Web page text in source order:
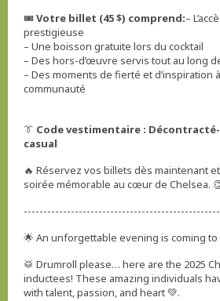
🎟️Votre billet (45 $) comprend:–
prestigieuse
– Une boisson gratuite lors du cocktail
– Des hors-d’œuvre servis tout au long
– Des moments de fierté et d’inspiration
communauté
👔 Code vestimentaire :
casual
🔥 Réservez vos billets dès maintenant
soirée mémorable au cœur de Chelsea.
🌟 An unforgettable evening is coming to
🥁 Drumroll please… here are the 2025
inductees! These amazing individuals
with talent, passion, and heart 💚.